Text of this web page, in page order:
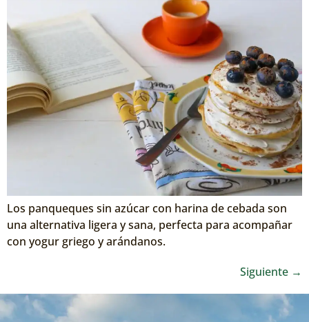
Los panqueques sin azúcar con harina de cebada son
una alternativa ligera y sana, perfecta para acompañar
con yogur griego y arándanos.
Siguiente →